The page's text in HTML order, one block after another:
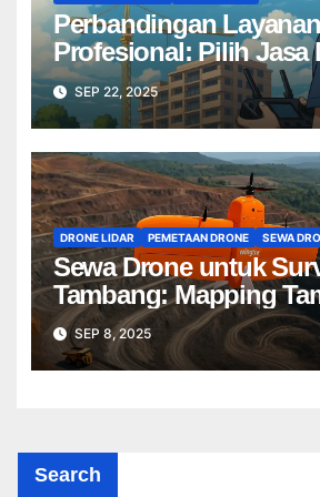
Perbandingan
Profesional: Pilih Jasa
Terbaik untuk Proyek
SEP 22, 2025
DRONE LIDAR PEMETAAN DRONE SEWA
Sewa Drone untuk
Tambang: Mapping
Profesional Lebih
SEP 8, 2025
Search